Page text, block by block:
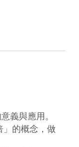
義與應用。
的概念，做